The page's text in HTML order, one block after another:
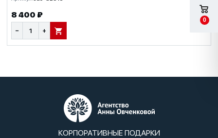
8 400 ₽
− + В КОРЗИНУ
КОРПОРАТИВНЫЕ ПОДАРКИ
0